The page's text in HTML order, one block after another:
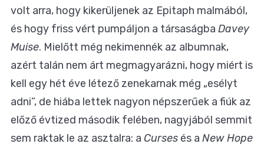
volt arra, hogy kikerüljenek az Epitaph malmából,
és hogy friss vért pumpáljon a társaságba Davey
Muise. Mielőtt még nekimennék az albumnak,
azért talán nem árt megmagyarázni, hogy miért is
kell egy hét éve létező zenekarnak még „esélyt
adni”, de hiába lettek nagyon népszerűek a fiúk az
előző évtized második felében, nagyjából semmit
sem raktak le az asztalra: a Curses és a New Hope